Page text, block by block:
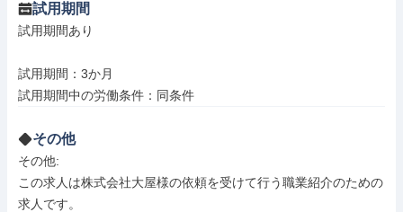
試用期間
試用期間あり
試用期間：3か月
試用期間中の労働条件：同条件
その他
その他:
この求人は株式会社大屋様の依頼を受けて行う職業紹介のための
求人です。